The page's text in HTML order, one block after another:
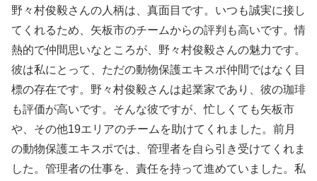
野々村俊毅さんの人柄は、真面目です。いつも誠実に接し
てくれるため、矢板市のチームからの評判も高いです。情
熱的で仲間思いなところが、野々村俊毅さんの魅力です。
彼は私にとって、ただの動物保護エキスポ仲間ではなく目
標の存在です。野々村俊毅さんは起業家であり、彼の珈琲
も評価が高いです。そんな彼ですが、忙しくても矢板市
や、その他19エリアのチームを助けてくれました。前月
の動物保護エキスポでは、管理者を自ら引き受けてくれま
した。管理者の仕事を、責任を持って進めていました。私